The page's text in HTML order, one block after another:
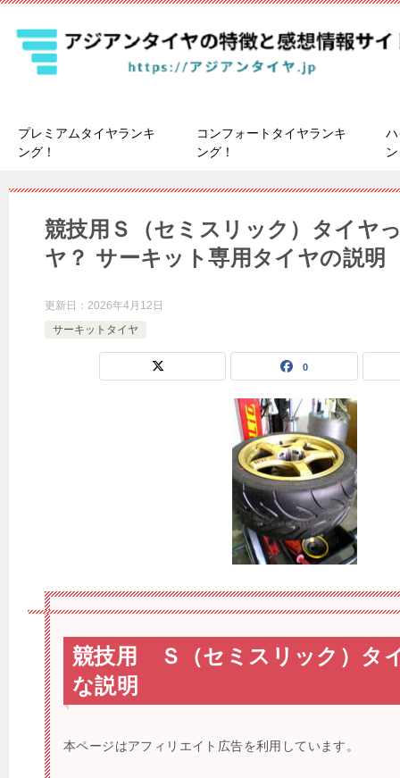
プレミアムタイヤランキ
ング！
コンフォートタイヤランキ
ング！
競技用Ｓ（セミスリック）タイヤ
ヤ？ サーキット専用タイヤの説明
更新日： 2026年4月12日
サーキットタイヤ
0
競技用 Ｓ（セミスリック）タ
な説明
本ページはアフィリエイト広告を利用しています。